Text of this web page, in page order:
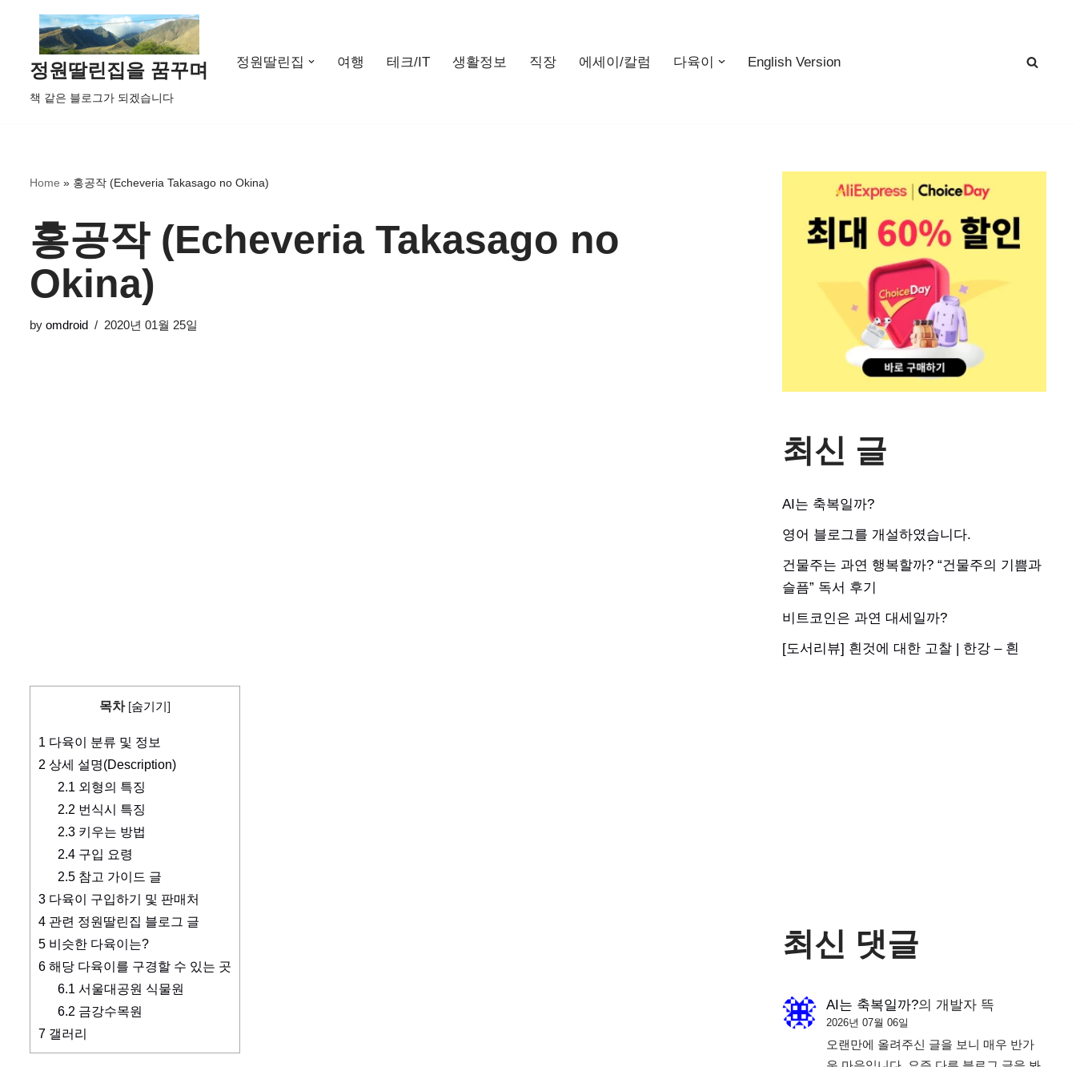
정원딸린집을 꿈꾸며
책 같은 블로그가 되겠습니다
정원딸린집 여행 테크/IT 생활정보 직장 에세이/칼럼 다육이 English Version
Home » 홍공작 (Echeveria Takasago no Okina)
홍공작 (Echeveria Takasago no
Okina)
by omdroid 2020년 01월 25일
목차 [숨기기 ]
1 다육이 분류 및 정보
2 상세 설명(Description)
2.1 외형의 특징
2.2 번식시 특징
2.3 키우는 방법
2.4 구입 요령
2.5 참고 가이드 글
3 다육이 구입하기 및 판매처
4 관련 정원딸린집 블로그 글
5 비슷한 다육이는?
6 해당 다육이를 구경할 수 있는 곳
6.1 서울대공원 식물원
6.2 금강수목원
7 갤러리
최신 글
AI는 축복일까?
영어 블로그를 개설하였습니다.
건물주는 과연 행복할까? “건물주의 기쁨과
슬픔” 독서 후기
비트코인은 과연 대세일까?
[도서리뷰] 흰것에 대한 고찰 | 한강 – 흰
최신 댓글
AI는 축복일까?의 개발자 뜩
2026년 07월 06일
오랜만에 올려주신 글을 보니 매우 반가